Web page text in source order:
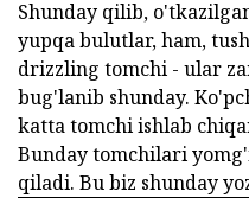
Shunday qilib,
yupqa bulutlar, ham,
drizzling tomchi - ular
bug'lanib shunday.
katta tomchi ishlab
Bunday tomchilari
qiladi. Bu biz shunday